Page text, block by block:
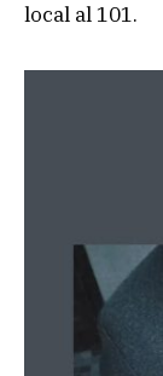
local al 101.